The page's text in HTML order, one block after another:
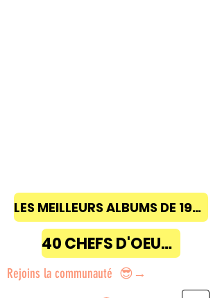
LES MEILLEURS ALBUMS DE 1968 à 2018
40 CHEFS D'OEUVRE
Rejoins la communauté 😎→